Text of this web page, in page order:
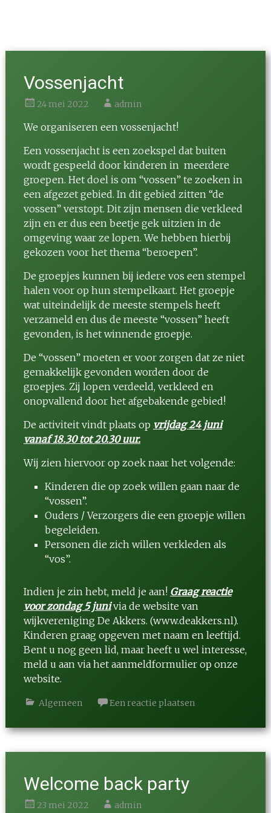
Vossenjacht
24 mei 2022 admin
We organiseren een vossenjacht!
Een vossenjacht is een zoekspel dat buiten
wordt gespeeld door kinderen in meerdere
groepen. Het doel is om “vossen” te zoeken in
een afgezet gebied. In dit gebied zitten “de
vossen” verstopt. Dit zijn mensen die verkleed
zijn en er dus een beetje gek uitzien in de
omgeving waar ze lopen. We hebben hierbij
gekozen voor het thema “beroepen”.
De groepjes kunnen bij iedere vos een stempel
halen voor op hun stempelkaart. Het groepje
wat uiteindelijk de meeste stempels heeft
verzameld en dus de meeste “vossen” heeft
gevonden, is het winnende groepje.
De “vossen” moeten er voor zorgen dat ze niet
gemakkelijk gevonden worden door de
groepjes. Zij lopen verdeeld, verkleed en
onopvallend door het afgebakende gebied!
De activiteit vindt plaats op vrijdag 24 juni
vanaf 18.30 tot 20.30 uur.
Wij zien hiervoor op zoek naar het volgende:
Kinderen die op zoek willen gaan naar de
“vossen”.
Ouders / Verzorgers die een groepje willen
begeleiden.
Personen die zich willen verkleden als
“vos”.
Indien je zin hebt, meld je aan! Graag reactie
voor zondag 5 junivia de website van
wijkvereniging De Akkers. (www.deakkers.nl).
Kinderen graag opgeven met naam en leeftijd.
Bent u nog geen lid, maar heeft u wel interesse,
meld u aan via het aanmeldformulier op onze
website.
Algemeen Een reactie plaatsen
Welcome back party
23 mei 2022 admin